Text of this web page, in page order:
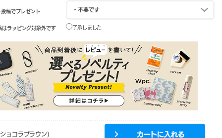
投稿でプレゼント
はラッピング対象外です 了承しました
ョコラブラウン)